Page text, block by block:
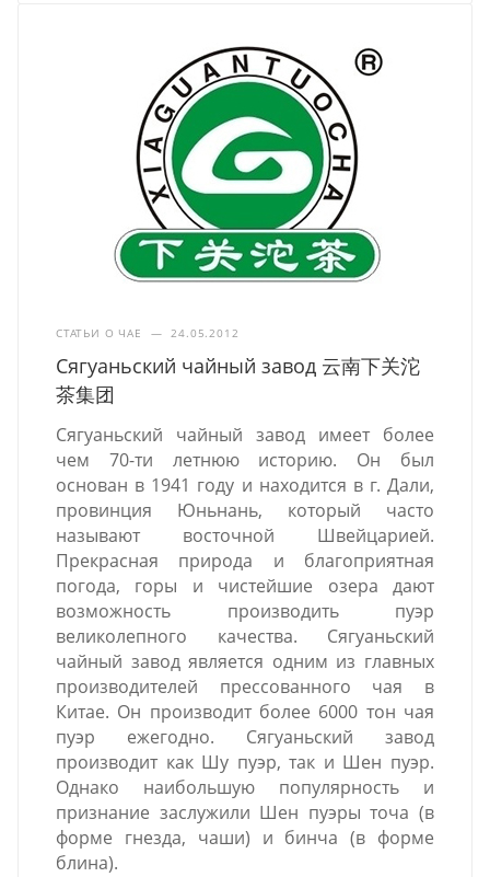
СТАТЬИ О ЧАЕ — 24.05.2012
Сягуаньский чайный завод 云南下关沱
茶集团
Сягуаньский чайный завод имеет более
чем 70-ти летнюю историю. Он был
основан в 1941 году и находится в г. Дали,
провинция Юньнань, который часто
называют восточной Швейцарией.
Прекрасная природа и благоприятная
погода, горы и чистейшие озера дают
возможность производить пуэр
великолепного качества. Сягуаньский
чайный завод является одним из главных
производителей прессованного чая в
Китае. Он производит более 6000 тон чая
пуэр ежегодно. Сягуаньский завод
производит как Шу пуэр, так и Шен пуэр.
Однако наибольшую популярность и
признание заслужили Шен пуэры точа (в
форме гнезда, чаши) и бинча (в форме
блина).